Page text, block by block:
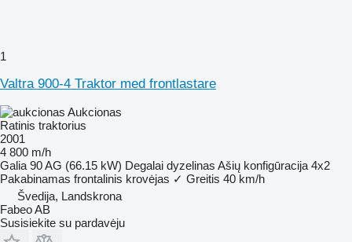
1
Valtra 900-4 Traktor med frontlastare
Aukcionas
Ratinis traktorius
2001
4 800 m/h
Galia 90 AG (66.15 kW) Degalai dyzelinas Ašių konfigūracija 4x2
Pakabinamas frontalinis krovėjas ✓ Greitis 40 km/h
Švedija, Landskrona
Fabeo AB
Susisiekite su pardavėju